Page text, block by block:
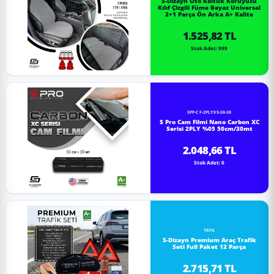
Kılıf Çizgili Füme Beyaz Universal
2+1 Parça Ön Arka A+ Kalite
1.525,82 TL
Stok Adet: 999
SPP-CF-2PLY05-50-30
S Pro Cam Filmi Nano Carbon XC
Serisi 2PLY %05 50cm/30mt
2.048,66 TL
Stok Adet: 0
TRFK
S-Dizayn Premium Araç Trafik
Seti Full Paket 12 Parça
2.715,71 TL